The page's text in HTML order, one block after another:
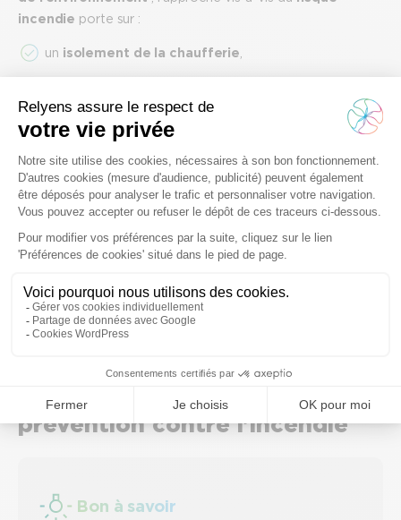
incendie porte sur :
un isolement de la chaufferie
manœuvres des pompiers,
une sécurisation des
de causer ou d’amplifier un départ de feu,
des moyens de lutte contre l’incendie appropriés aux
alimentation en eau du siteen nombre suffisant,
électriqueset desmoyens de lutte contre
l’incendie.
Des recommandations de
prévention contre l’incendie
Bon à savoir